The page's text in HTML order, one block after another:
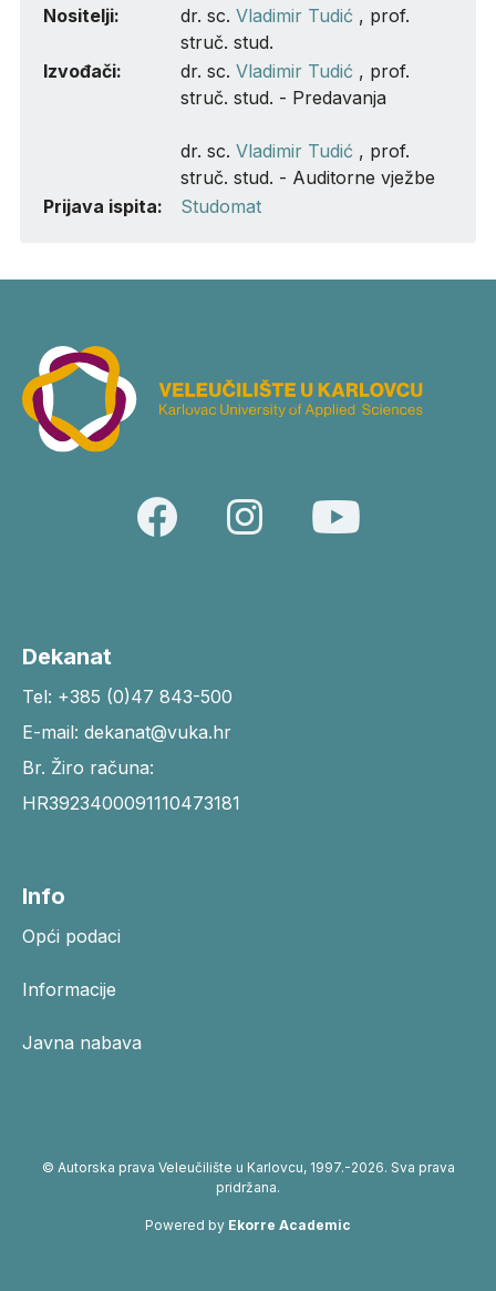
Nositelji:
dr. sc.Vladimir Tudić , prof.
struč. stud.
Izvođači:
dr. sc.Vladimir Tudić , prof.
struč. stud. - Predavanja
dr. sc.Vladimir Tudić , prof.
struč. stud. - Auditorne vježbe
Prijava ispita:
Studomat
Dekanat
Tel: +385 (0)47 843-500
E-mail: dekanat@vuka.hr
Br. Žiro računa:
HR3923400091110473181
Info
Opći podaci
Informacije
Javna nabava
© Autorska prava Veleučilište u Karlovcu, 1997.-2026. Sva prava
pridržana.
Powered by Ekorre Academic